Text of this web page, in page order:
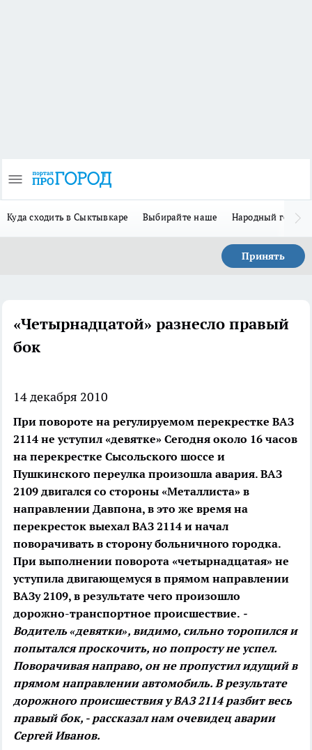
Куда сходить в Сыктывкаре Выбирайте наше Народный герой
Принять
«Четырнадцатой» разнесло правый
бок
14 декабря 2010
При повороте на регулируемом перекрестке ВАЗ
2114 не уступил «девятке» Сегодня около 16 часов
на перекрестке Сысольского шоссе и
Пушкинского переулка произошла авария. ВАЗ
2109 двигался со стороны «Металлиста» в
направлении Давпона, в это же время на
перекресток выехал ВАЗ 2114 и начал
поворачивать в сторону больничного городка.
При выполнении поворота «четырнадцатая» не
уступила двигающемуся в прямом направлении
ВАЗу 2109, в результате чего произошло
дорожно-транспортное происшествие. -
Водитель «девятки», видимо, сильно торопился и
попытался проскочить, но попросту не успел.
Поворачивая направо, он не пропустил идущий в
прямом направлении автомобиль. В результате
дорожного происшествия у ВАЗ 2114 разбит весь
правый бок, - рассказал нам очевидец аварии
Сергей Иванов.